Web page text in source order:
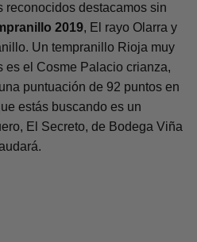
reconocidos destacamos sin
2019, El rayo Olarra y
Un tempranillo Rioja muy
es el Cosme Palacio crianza,
puntuación de 92 puntos en
estás buscando es un
El Secreto, de Bodega Viña